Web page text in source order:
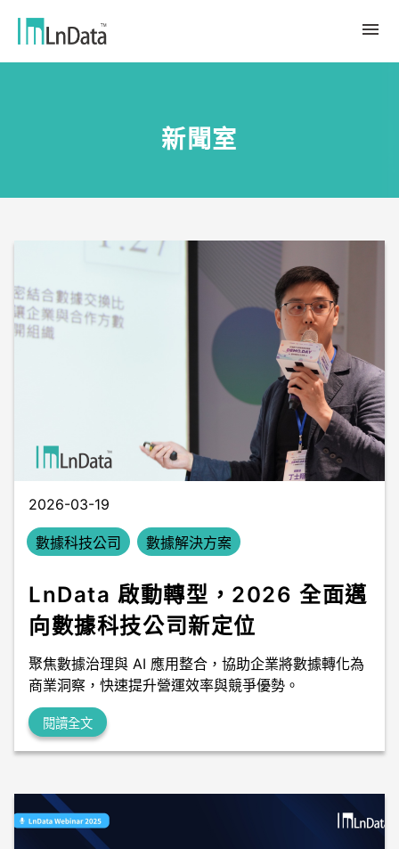
合作夥伴
Ln{CARBON}
數據市集
Ln{360°}
趨勢觀點
產業報告與白皮書
活動＆研討會
繁體中文
English
新聞室
2026-03-19
數據科技公司 數據解決方案
LnData 啟動轉型，2026 全面邁
向數據科技公司新定位
聚焦數據治理與 AI 應用整合，協助企業將數據轉化為
商業洞察，快速提升營運效率與競爭優勢。
閱讀全文